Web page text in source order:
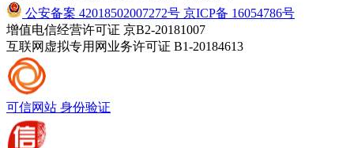
公安备案 42018502007272号 京ICP备 16054786号
增值电信经营许可证 京B2-20181007
互联网虚拟专用网业务许可证 B1-20184613
可信网站 身份验证